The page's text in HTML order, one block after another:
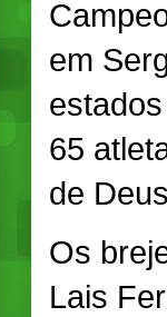
em
65
de
Os
Lais